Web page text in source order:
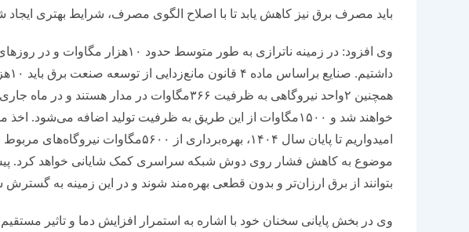
باید مصرف برق نیز کاهش یابد تا با اصلاح الگوی مصرف، شرایط بهتری ایجاد
همچنین ۲واحد نیروگاهی به ظرفیت ۳۶۶مگاوات در مدار
خواهند شد و ۱۵۰۰مگاوات از این طریق به ظرفیت تولید اضافه
امیدواریم تا پایان سال ۱۴۰۴، بهره‌برداری از
موضوع به کاهش فشار روی دوش شبکه سراسری کمک شایانی خواهد کرد.
بتوانند از برق ارزان‌تر و بدون قطعی بهره‌مند شوند و در این زمینه به
وی در بخش پایانی سخنان خود با اشاره به استمرار افزایش دما و تاثیر